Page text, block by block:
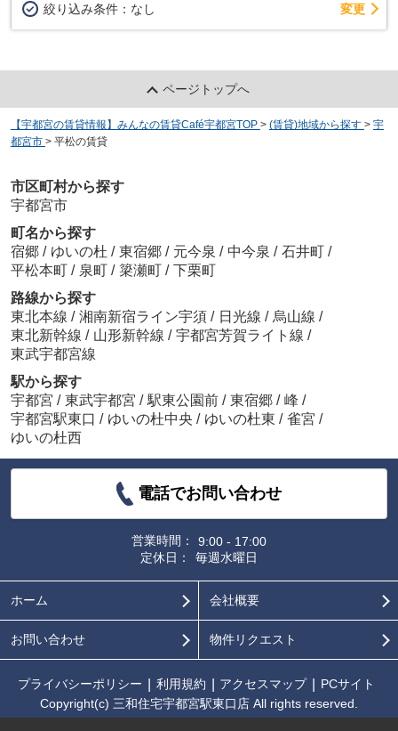
絞り込み条件： なし 変更
ページトップへ
【宇都宮の賃貸情報】みんなの賃貸Café宇都宮TOP > (賃貸)地域から探す > 宇
都宮市 > 平松の賃貸
市区町村から探す
宇都宮市
町名から探す
宿郷 / ゆいの杜 / 東宿郷 / 元今泉 / 中今泉 / 石井町 /
平松本町 / 泉町 / 簗瀬町 / 下栗町
路線から探す
東北本線 / 湘南新宿ライン宇須 / 日光線 / 烏山線 /
東北新幹線 / 山形新幹線 / 宇都宮芳賀ライト線 /
東武宇都宮線
駅から探す
宇都宮 / 東武宇都宮 / 駅東公園前 / 東宿郷 / 峰 /
宇都宮駅東口 / ゆいの杜中央 / ゆいの杜東 / 雀宮 /
ゆいの杜西
電話でお問い合わせ
営業時間：
9:00 - 17:00
定休日：
毎週水曜日
ホーム 会社概要
お問い合わせ 物件リクエスト
プライバシーポリシー 利用規約 アクセスマップ
PCサイト
Copyright(c) 三和住宅宇都宮駅東口店 All rights reserved.